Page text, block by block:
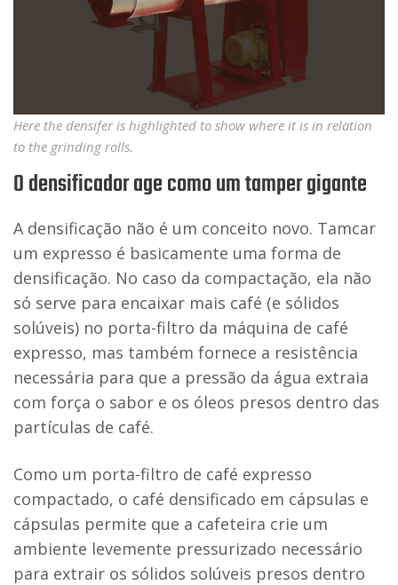
Here the densifer is highlighted to show where it is in relation
to the grinding rolls.
O densificador age como um tamper gigante
A densificação não é um conceito novo. Tamcar
um expresso é basicamente uma forma de
densificação. No caso da compactação, ela não
só serve para encaixar mais café (e sólidos
solúveis) no porta-filtro da máquina de café
expresso, mas também fornece a resistência
necessária para que a pressão da água extraia
com força o sabor e os óleos presos dentro das
partículas de café.
Como um porta-filtro de café expresso
compactado, o café densificado em cápsulas e
cápsulas permite que a cafeteira crie um
ambiente levemente pressurizado necessário
para extrair os sólidos solúveis presos dentro